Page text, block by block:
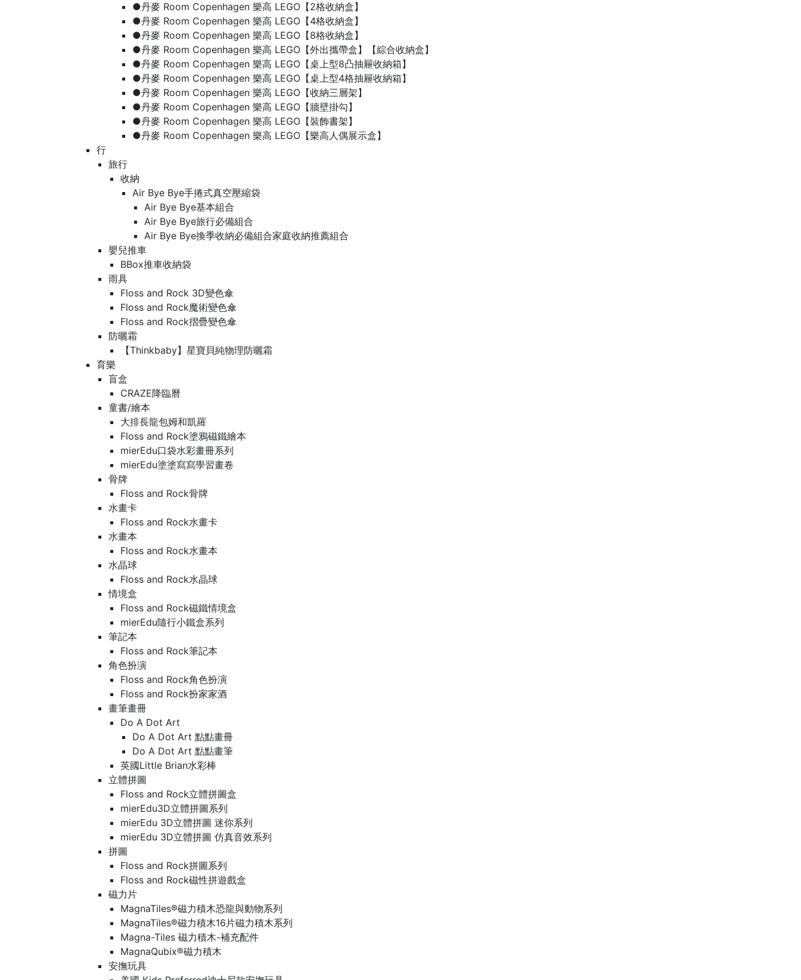
●丹麥 Room Copenhagen 樂高 LEGO【2格收納盒】
●丹麥 Room Copenhagen 樂高 LEGO【4格收納盒】
●丹麥 Room Copenhagen 樂高 LEGO【8格收納盒】
●丹麥 Room Copenhagen 樂高 LEGO【外出攜帶盒】【綜合收納盒】
●丹麥 Room Copenhagen 樂高 LEGO【桌上型8凸抽屜收納箱】
●丹麥 Room Copenhagen 樂高 LEGO【桌上型4格抽屜收納箱】
●丹麥 Room Copenhagen 樂高 LEGO【收納三層架】
●丹麥 Room Copenhagen 樂高 LEGO【牆壁掛勾】
●丹麥 Room Copenhagen 樂高 LEGO【裝飾書架】
●丹麥 Room Copenhagen 樂高 LEGO【樂高人偶展示盒】
行
旅行
收納
Air Bye Bye手捲式真空壓縮袋
Air Bye Bye基本組合
Air Bye Bye旅行必備組合
Air Bye Bye換季收納必備組合家庭收納推薦組合
嬰兒推車
BBox推車收納袋
雨具
Floss and Rock 3D變色傘
Floss and Rock魔術變色傘
Floss and Rock摺疊變色傘
防曬霜
【Thinkbaby】星寶貝純物理防曬霜
育樂
盲盒
CRAZE降臨曆
童書/繪本
大排長龍包姆和凱羅
Floss and Rock塗鴉磁鐵繪本
mierEdu口袋水彩畫冊系列
mierEdu塗塗寫寫學習畫卷
骨牌
Floss and Rock骨牌
水畫卡
Floss and Rock水畫卡
水畫本
Floss and Rock水畫本
水晶球
Floss and Rock水晶球
情境盒
Floss and Rock磁鐵情境盒
mierEdu隨行小鐵盒系列
筆記本
Floss and Rock筆記本
角色扮演
Floss and Rock角色扮演
Floss and Rock扮家家酒
畫筆畫冊
Do A Dot Art
Do A Dot Art 點點畫冊
Do A Dot Art 點點畫筆
英國Little Brian水彩棒
立體拼圖
Floss and Rock立體拼圖盒
mierEdu3D立體拼圖系列
mierEdu 3D立體拼圖 迷你系列
mierEdu 3D立體拼圖 仿真音效系列
拼圖
Floss and Rock拼圖系列
Floss and Rock磁性拼遊戲盒
磁力片
MagnaTiles®磁力積木恐龍與動物系列
MagnaTiles®磁力積木16片磁力積木系列
Magna-Tiles 磁力積木-補充配件
MagnaQubix®磁力積木
安撫玩具